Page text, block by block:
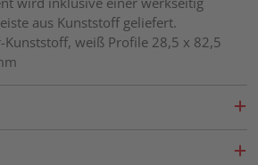
aus Kunststoff geliefert.
Kunststoff, weiß Profile 28,5 x 82,5